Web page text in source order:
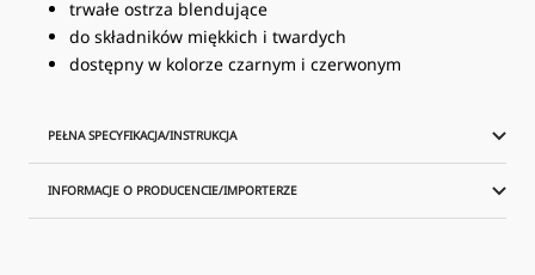
trwałe ostrza blendujące
do składników miękkich i twardych
dostępny w kolorze czarnym i czerwonym
PEŁNA SPECYFIKACJA/INSTRUKCJA
INFORMACJE O PRODUCENCIE/IMPORTERZE